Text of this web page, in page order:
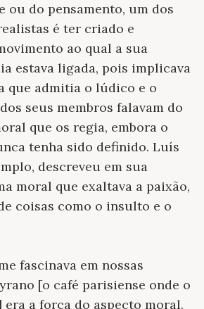
ou do pensamento, um dos
é ter criado e
ao qual a sua
estava ligada, pois implicava
que admitia o lúdico e o
seus membros falavam do
que os regia, embora o
tenha sido definido. Luís
descreveu em sua
moral que exaltava a paixão,
coisas como o insulto e o
fascinava em nossas
[o café parisiense onde o
a força do aspecto moral.